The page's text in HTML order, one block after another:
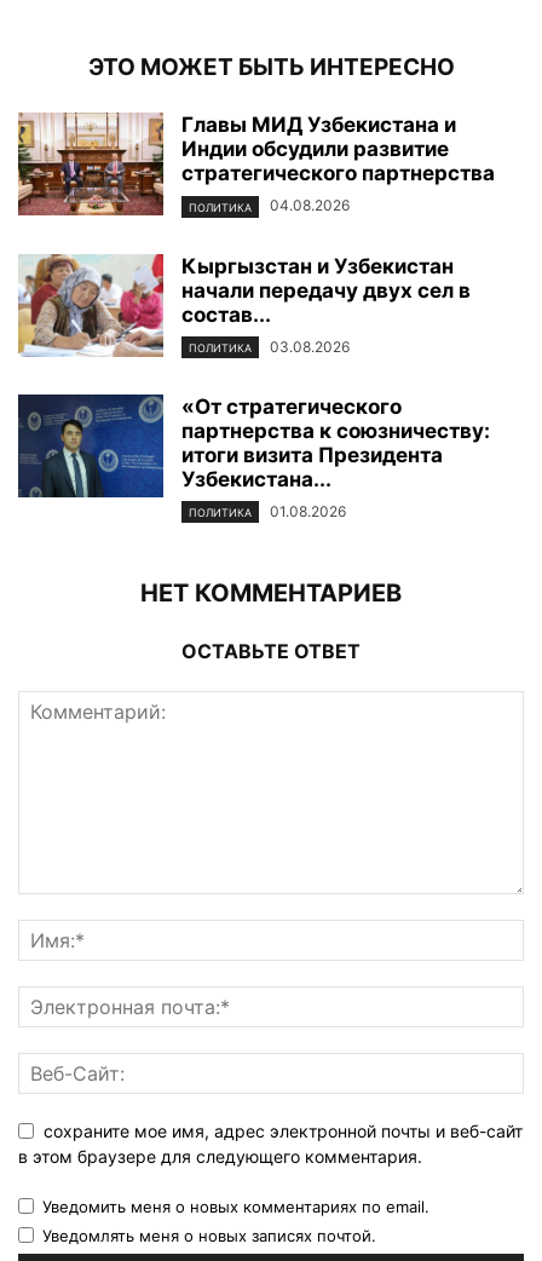
ЭТО МОЖЕТ БЫТЬ ИНТЕРЕСНО
Главы МИД Узбекистана и
Индии обсудили развитие
стратегического партнерства
ПОЛИТИКА 04.08.2026
Кыргызстан и Узбекистан
начали передачу двух сел в
состав...
ПОЛИТИКА 03.08.2026
«От стратегического
партнерства к союзничеству:
итоги визита Президента
Узбекистана...
ПОЛИТИКА 01.08.2026
НЕТ КОММЕНТАРИЕВ
ОСТАВЬТЕ ОТВЕТ
сохраните мое имя, адрес электронной почты и веб-сайт
в этом браузере для следующего комментария.
Уведомить меня о новых комментариях по email.
Уведомлять меня о новых записях почтой.